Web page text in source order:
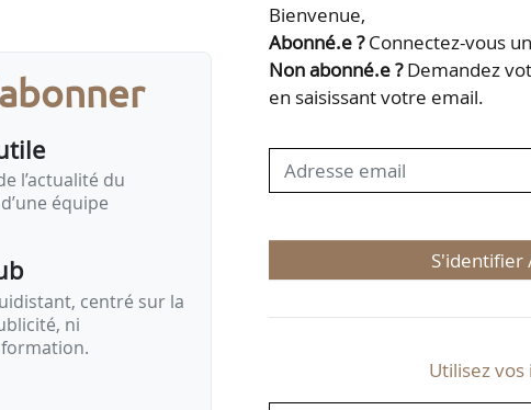
meunerie sur le site de France Travail,
l’actualité du
équipe
centré sur la
ni
Bienvenue,
Abonné.e ?Connectez-vous
Non abonné.e ?Demandez
en saisissant votre email.
S'identifier
Utilisez